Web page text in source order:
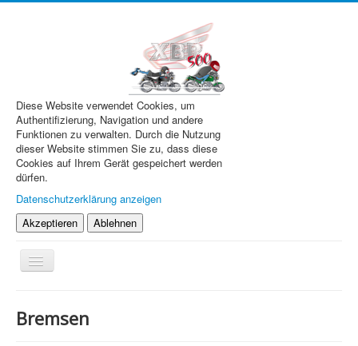
Diese Website verwendet Cookies, um
Authentifizierung, Navigation und andere
Funktionen zu verwalten. Durch die Nutzung
dieser Website stimmen Sie zu, dass diese
Cookies auf Ihrem Gerät gespeichert werden
dürfen.
Datenschutzerklärung anzeigen
Akzeptieren
Ablehnen
Navigation
an/aus
Technik
Bremsen